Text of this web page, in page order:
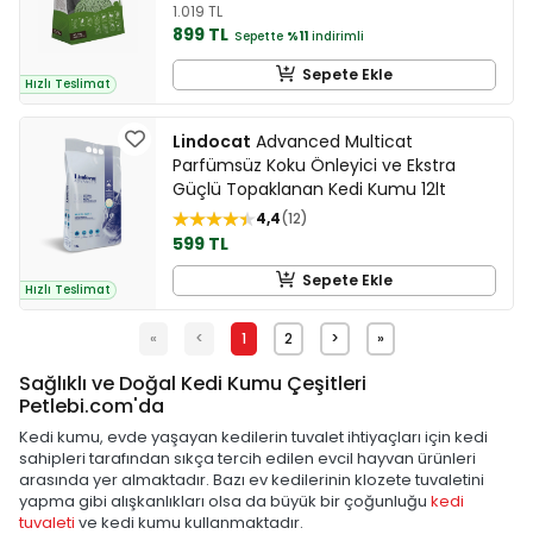
Hızlı Teslimat
1.019 TL
899 TL Sepette %11 indirimli
Sepete Ekle
Hızlı Teslimat
Lindocat Advanced Multicat
Parfümsüz Koku Önleyici ve Ekstra
Güçlü Topaklanan Kedi Kumu 12lt
4,4 12
599 TL
Sepete Ekle
« < 1 2 > »
Sağlıklı ve Doğal Kedi Kumu Çeşitleri
Petlebi.com'da
Kedi kumu, evde yaşayan kedilerin tuvalet ihtiyaçları için kedi
sahipleri tarafından sıkça tercih edilen evcil hayvan ürünleri
arasında yer almaktadır. Bazı ev kedilerinin klozete tuvaletini
yapma gibi alışkanlıkları olsa da büyük bir çoğunluğu kedi
tuvaleti ve kedi kumu kullanmaktadır.